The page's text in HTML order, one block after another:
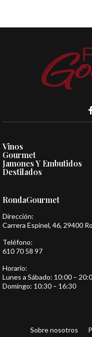
Vinos
Gourmet
Jamones Y Embutidos
Destilados
RondaGourmet
Dirección:
Carrera Espinel, 46, 29400
Teléfono:
610 70 58 97
Horario:
Lunes a Sábado: 10:00 –
Domingo: 10:30 – 16:30
Sobre nosotros